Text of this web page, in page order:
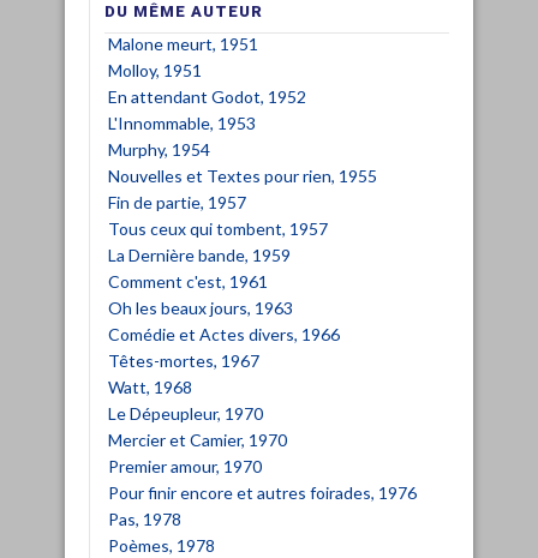
DU MÊME AUTEUR
Malone meurt, 1951
Molloy, 1951
En attendant Godot, 1952
L'Innommable, 1953
Murphy, 1954
Nouvelles et Textes pour rien, 1955
Fin de partie, 1957
Tous ceux qui tombent, 1957
La Dernière bande, 1959
Comment c'est, 1961
Oh les beaux jours, 1963
Comédie et Actes divers, 1966
Têtes-mortes, 1967
Watt, 1968
Le Dépeupleur, 1970
Mercier et Camier, 1970
Premier amour, 1970
Pour finir encore et autres foirades, 1976
Pas, 1978
Poèmes, 1978